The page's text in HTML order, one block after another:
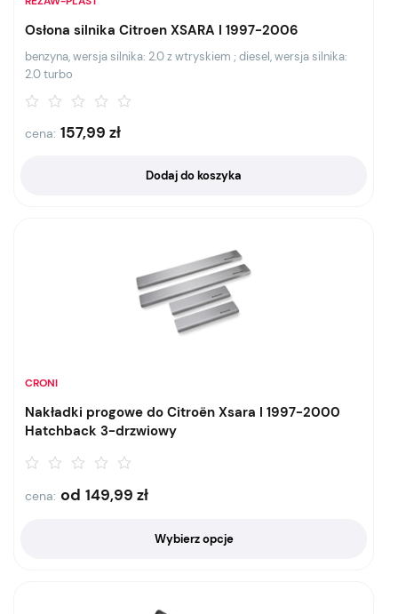
Osłona silnika Citroen XSARA I 1997-2006
benzyna, wersja silnika: 2.0 z wtryskiem ; diesel, wersja silnika:
2.0 turbo
cena: 157,99 zł
Dodaj do koszyka
CRONI
Nakładki progowe do Citroën Xsara I 1997-2000
Hatchback 3-drzwiowy
cena: od 149,99 zł
Wybierz opcje